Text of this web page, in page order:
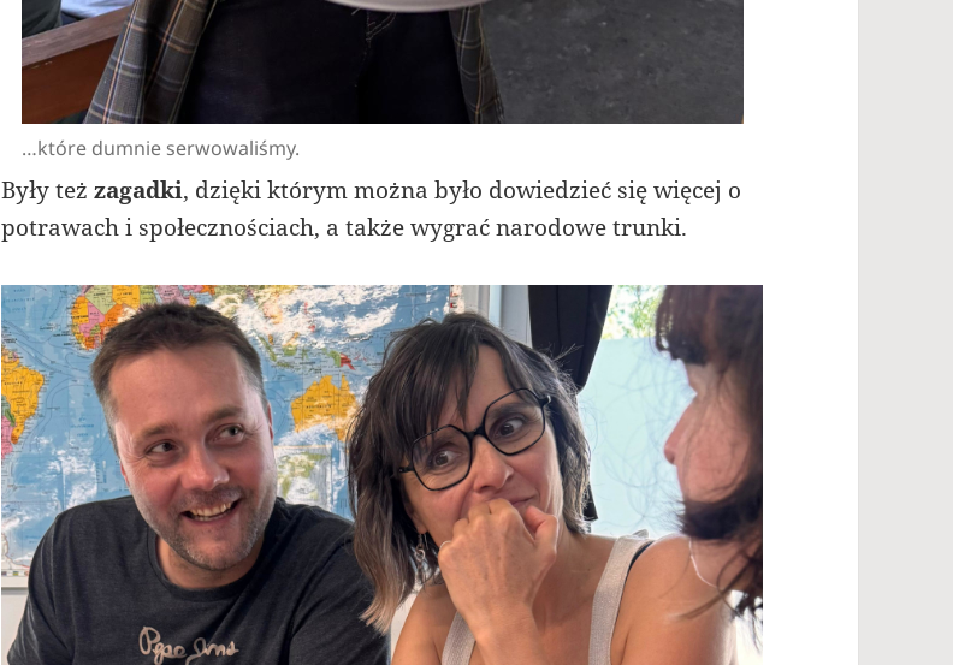
…które dumnie serwowaliśmy.
Były teżzagadki, dzięki którym można było dowiedzieć się więcej o
potrawach i społecznościach, a także wygrać narodowe trunki.